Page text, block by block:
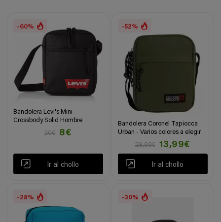
-60%
Bandolera Levi's Mini
Crossbody Solid Hombre
20€
8€
Ir al chollo
-52%
Bandolera Coronel Tapiocca
Urban - Varios colores a elegir
28,99€
13,99€
Ir al chollo
-28% -30%